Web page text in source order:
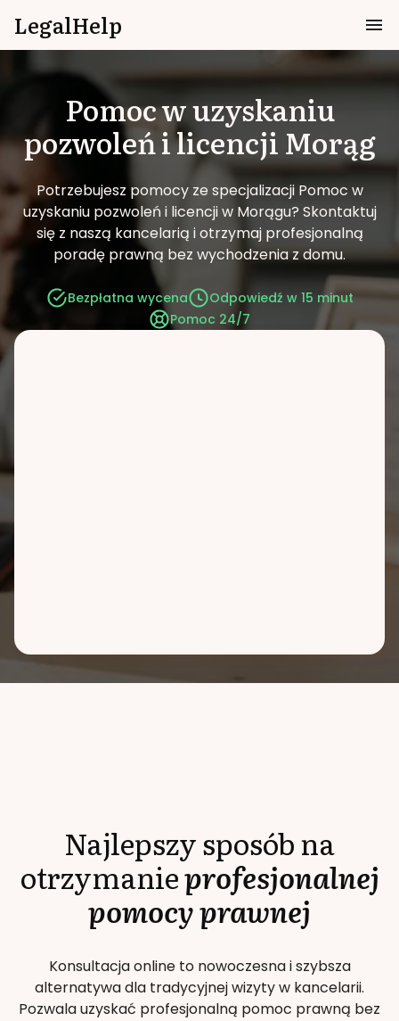
LegalHelp
Pomoc w uzyskaniu
pozwoleń i licencjiMorąg
Potrzebujesz pomocy ze specjalizacji Pomoc w
uzyskaniu pozwoleń i licencji w Morągu? Skontaktuj
się z naszą kancelarią i otrzymaj profesjonalną
poradę prawną bez wychodzenia z domu.
Bezpłatna wycena
Odpowiedź w 15 minut
Pomoc 24/7
Najlepszy sposób na
otrzymanieprofesjonalnej
pomocy prawnej
Konsultacja online to nowoczesna i szybsza
alternatywa dla tradycyjnej wizyty w kancelarii.
Pozwala uzyskać profesjonalną pomoc prawną bez